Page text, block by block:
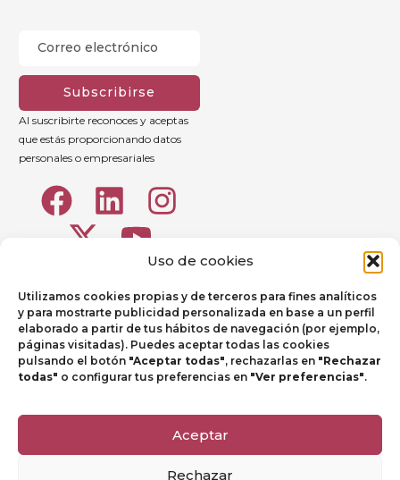
Uso de cookies
Utilizamos cookies propias y de terceros para fines analíticos
y para mostrarte publicidad personalizada en base a un perfil
elaborado a partir de tus hábitos de navegación (por ejemplo,
páginas visitadas). Puedes aceptar todas las cookies
pulsando el botón "Aceptar todas", rechazarlas en "Rechazar
todas" o configurar tus preferencias en "Ver preferencias".
Aceptar
Rechazar
Subscribirse
Al suscribirte reconoces y aceptas
que estás proporcionando datos
personales o empresariales
Aviso legal
Política de Privacidad
Política de Cookies